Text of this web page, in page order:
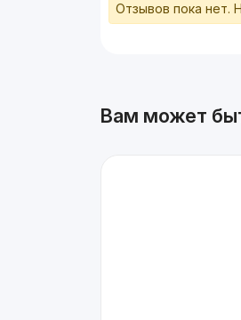
Отзывов пока нет.
Вам может